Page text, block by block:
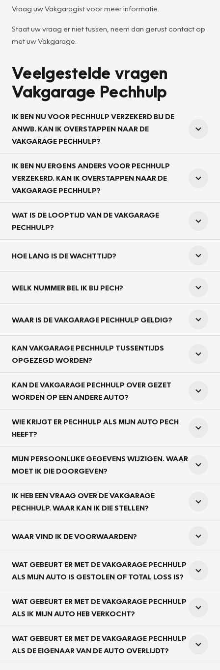
Vraag uw Vakgaragist voor meer informatie.
Staat uw vraag er niet tussen, neem dan gerust contact op
met uw Vakgarage.
Veelgestelde vragen
Vakgarage Pechhulp
IK BEN NU VOOR PECHHULP VERZEKERD BIJ DE
ANWB. KAN IK OVERSTAPPEN NAAR DE
VAKGARAGE PECHHULP?
IK BEN NU ERGENS ANDERS VOOR PECHHULP
VERZEKERD. KAN IK OVERSTAPPEN NAAR DE
VAKGARAGE PECHHULP?
WAT IS DE LOOPTIJD VAN DE VAKGARAGE
PECHHULP?
HOE LANG IS DE WACHTTIJD?
WELK NUMMER BEL IK BIJ PECH?
WAAR IS DE VAKGARAGE PECHHULP GELDIG?
KAN VAKGARAGE PECHHULP TUSSENTIJDS
OPGEZEGD WORDEN?
KAN DE VAKGARAGE PECHHULP OVER GEZET
WORDEN OP EEN ANDERE AUTO?
WIE KRIJGT ER PECHHULP ALS MIJN AUTO PECH
HEEFT?
MIJN PERSOONLIJKE GEGEVENS WIJZIGEN. WAAR
MOET IK DIE DOORGEVEN?
IK HEB EEN VRAAG OVER DE VAKGARAGE
PECHHULP. WAAR KAN IK DIE STELLEN?
WAAR VIND IK DE VOORWAARDEN?
WAT GEBEURT ER MET DE VAKGARAGE PECHHULP
ALS MIJN AUTO IS GESTOLEN OF TOTAL LOSS IS?
WAT GEBEURT ER MET DE VAKGARAGE PECHHULP
ALS IK MIJN AUTO HEB VERKOCHT?
WAT GEBEURT ER MET DE VAKGARAGE PECHHULP
ALS DE EIGENAAR VAN DE AUTO OVERLIJDT?